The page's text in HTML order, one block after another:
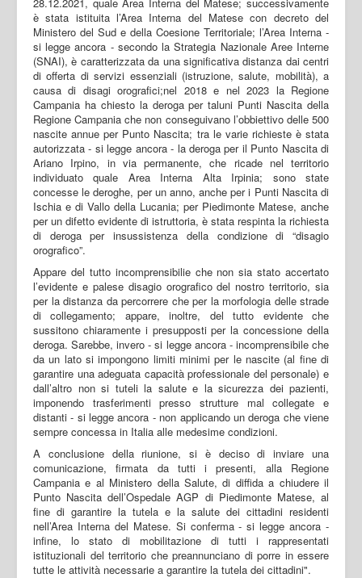
è stata istituita l’Area Interna del Matese con decreto del
Ministero del Sud e della Coesione Territoriale; l’Area Interna -
si legge ancora - secondo la Strategia Nazionale Aree Interne
(SNAI), è caratterizzata da una significativa distanza dai centri
di offerta di servizi essenziali (istruzione, salute, mobilità), a
causa di disagi orografici;nel 2018 e nel 2023 la Regione
Campania ha chiesto la deroga per taluni Punti Nascita della
Regione Campania che non conseguivano l’obbiettivo delle 500
nascite annue per Punto Nascita; tra le varie richieste è stata
autorizzata - si legge ancora - la deroga per il Punto Nascita di
Ariano Irpino, in via permanente, che ricade nel territorio
individuato quale Area Interna Alta Irpinia; sono state
concesse le deroghe, per un anno, anche per i Punti Nascita di
Ischia e di Vallo della Lucania; per Piedimonte Matese, anche
per un difetto evidente di istruttoria, è stata respinta la richiesta
di deroga per insussistenza della condizione di “disagio
orografico”.
Appare del tutto incomprensibilie che non sia stato accertato
l’evidente e palese disagio orografico del nostro territorio, sia
per la distanza da percorrere che per la morfologia delle strade
di collegamento; appare, inoltre, del tutto evidente che
sussitono chiaramente i presupposti per la concessione della
deroga. Sarebbe, invero - si legge ancora - incomprensibile che
da un lato si impongono limiti minimi per le nascite (al fine di
garantire una adeguata capacità professionale del personale) e
dall’altro non si tuteli la salute e la sicurezza dei pazienti,
imponendo trasferimenti presso strutture mal collegate e
distanti - si legge ancora - non applicando un deroga che viene
sempre concessa in Italia alle medesime condizioni.
A conclusione della riunione, si è deciso di inviare una
comunicazione, firmata da tutti i presenti, alla Regione
Campania e al Ministero della Salute, di diffida a chiudere il
Punto Nascita dell’Ospedale AGP di Piedimonte Matese, al
fine di garantire la tutela e la salute dei cittadini residenti
nell’Area Interna del Matese. Si conferma - si legge ancora -
infine, lo stato di mobilitazione di tutti i rappresentati
istituzionali del territorio che preannunciano di porre in essere
tutte le attività necessarie a garantire la tutela dei cittadini".